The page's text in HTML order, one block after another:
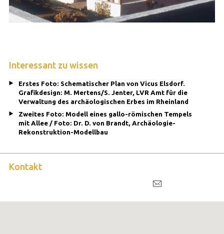
Interessant zu wissen
Erstes Foto: Schematischer Plan von Vicus Elsdorf.
Grafikdesign: M. Mertens/S. Jenter, LVR Amt für die
Verwaltung des archäologischen Erbes im Rheinland
Zweites Foto: Modell eines gallo-römischen Tempels
mit Allee / Foto: Dr. D. von Brandt, Archäologie-
Rekonstruktion-Modellbau
Kontakt